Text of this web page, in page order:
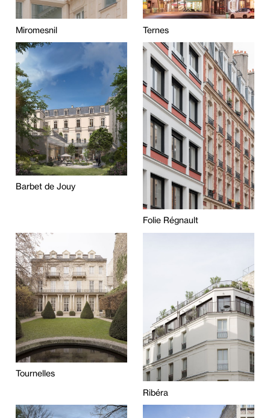
Miromesnil Ternes
Barbet de Jouy
Folie Régnault
Tournelles
Ribéra